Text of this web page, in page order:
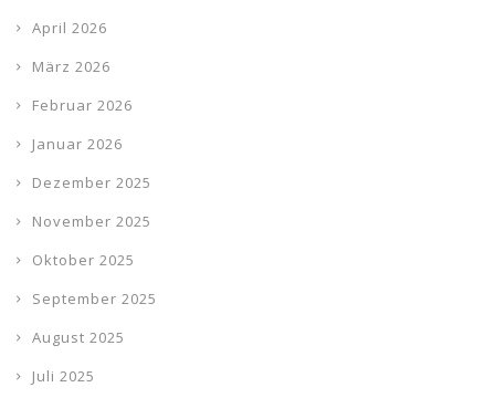
April 2026
März 2026
Februar 2026
Januar 2026
Dezember 2025
November 2025
Oktober 2025
September 2025
August 2025
Juli 2025